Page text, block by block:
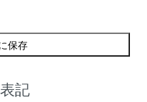
保存
記